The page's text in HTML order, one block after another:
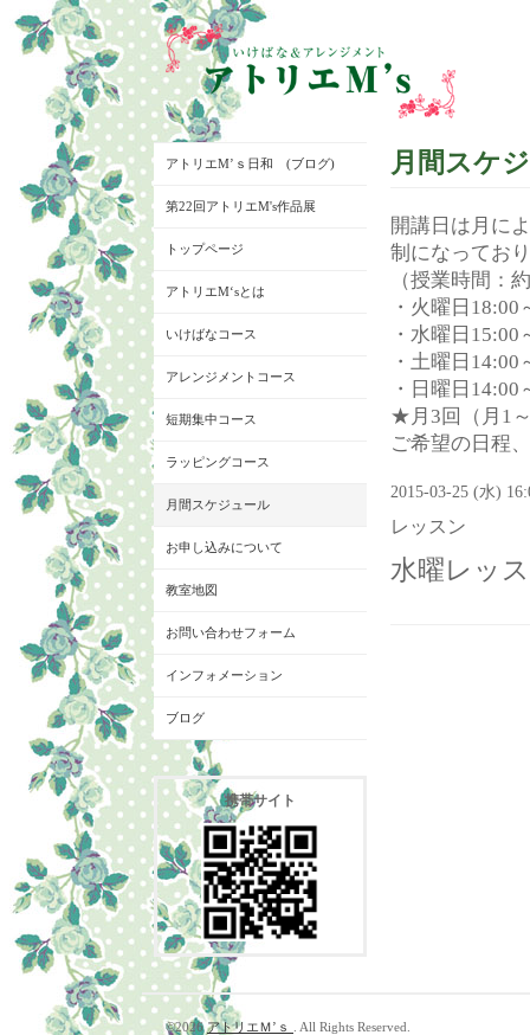
月間スケ
開講日は月に
制になってお
（授業時間：
・火曜日18:00
・水曜日15:00
・土曜日14:00
・日曜日14:00
★月3回（月1
ご希望の日程
2015-03-25 (水)
レッスン
水曜レッ
アトリエM’ｓ日和 (ブログ)
第22回アトリエM's作品展
トップページ
アトリエM‘sとは
いけばなコース
アレンジメントコース
短期集中コース
ラッピングコース
月間スケジュール
お申し込みについて
教室地図
お問い合わせフォーム
インフォメーション
ブログ
携帯サイト
©2026アトリエＭ’ｓ . All Rights Reserved.